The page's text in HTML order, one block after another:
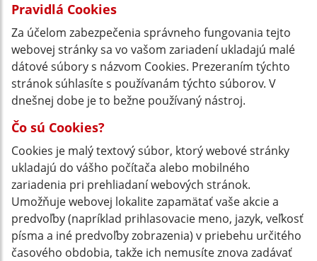
Pravidlá Cookies
Za účelom zabezpečenia správneho fungovania tejto
webovej stránky sa vo vašom zariadení ukladajú malé
dátové súbory s názvom Cookies. Prezeraním týchto
stránok súhlasíte s používanám týchto súborov. V
dnešnej dobe je to bežne používaný nástroj.
Čo sú Cookies?
Cookies je malý textový súbor, ktorý webové stránky
ukladajú do vášho počítača alebo mobilného
zariadenia pri prehliadaní webových stránok.
Umožňuje webovej lokalite zapamätať vaše akcie a
predvoľby (napríklad prihlasovacie meno, jazyk, veľkosť
písma a iné predvoľby zobrazenia) v priebehu určitého
časového obdobia, takže ich nemusíte znova zadávať